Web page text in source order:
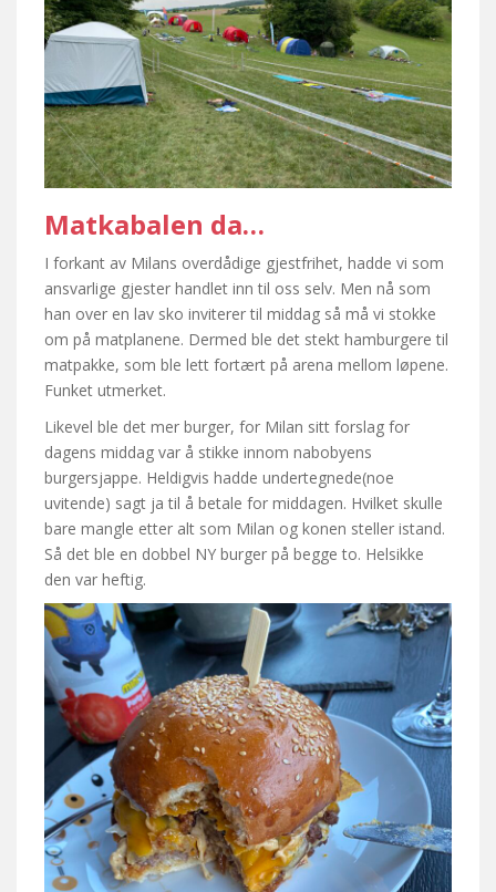
Matkabalen da…
I forkant av Milans overdådige gjestfrihet, hadde vi som
ansvarlige gjester handlet inn til oss selv. Men nå som
han over en lav sko inviterer til middag så må vi stokke
om på matplanene. Dermed ble det stekt hamburgere til
matpakke, som ble lett fortært på arena mellom løpene.
Funket utmerket.
Likevel ble det mer burger, for Milan sitt forslag for
dagens middag var å stikke innom nabobyens
burgersjappe. Heldigvis hadde undertegnede(noe
uvitende) sagt ja til å betale for middagen. Hvilket skulle
bare mangle etter alt som Milan og konen steller istand.
Så det ble en dobbel NY burger på begge to. Helsikke
den var heftig.